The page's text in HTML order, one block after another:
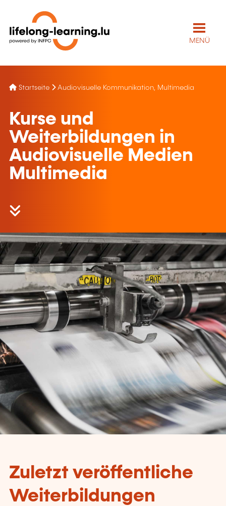
MENÜ
Startseite Audiovisuelle Kommunikation, Multimedia
Kurse und
Weiterbildungen in
Audiovisuelle Medien
Multimedia
Zuletzt veröffentliche
Weiterbildungen